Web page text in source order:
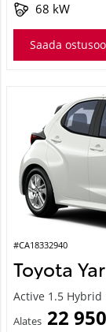
68 kW
Saada
#CA18332940
Toyota
Active 1.5 Hybrid
Alates 22